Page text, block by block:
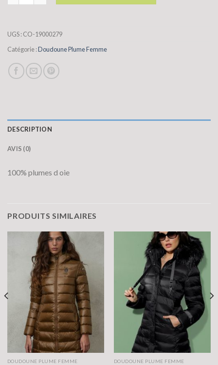
UGS :CO-19000279
Catégorie :Doudoune Plume Femme
DESCRIPTION
AVIS (0)
100% plumes d oie
PRODUITS SIMILAIRES
DOUDOUNE PLUME FEMME DOUDOUNE PLUME FEMME